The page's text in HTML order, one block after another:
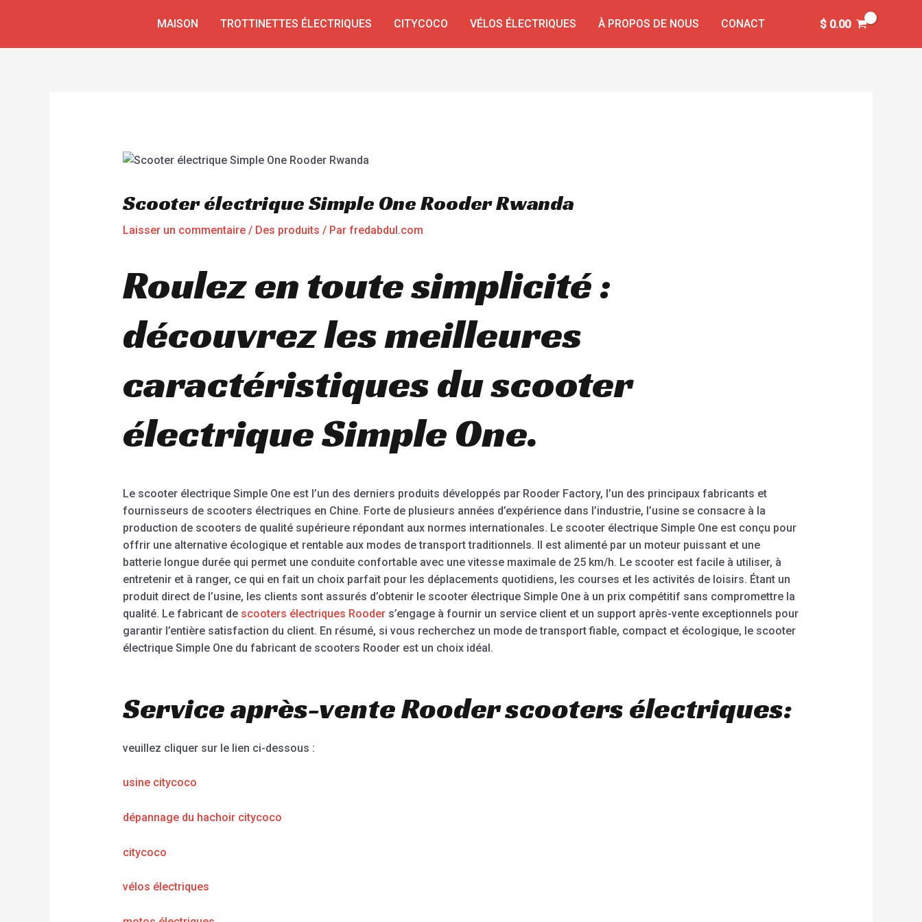
MAISON TROTTINETTES ÉLECTRIQUES CITYCOCO VÉLOS ÉLECTRIQUES À PROPOS DE NOUS CONACT $0.00
Scooter électrique Simple One Rooder Rwanda
Laisser un commentaire / Des produits / Par fredabdul.com
Roulez en toute simplicité :
découvrez les meilleures
caractéristiques du scooter
électrique Simple One.
Le scooter électrique Simple One est l’un des derniers produits développés par Rooder Factory, l’un des principaux fabricants et
fournisseurs de scooters électriques en Chine. Forte de plusieurs années d’expérience dans l’industrie, l’usine se consacre à la
production de scooters de qualité supérieure répondant aux normes internationales. Le scooter électrique Simple One est conçu pour
offrir une alternative écologique et rentable aux modes de transport traditionnels. Il est alimenté par un moteur puissant et une
batterie longue durée qui permet une conduite confortable avec une vitesse maximale de 25 km/h. Le scooter est facile à utiliser, à
entretenir et à ranger, ce qui en fait un choix parfait pour les déplacements quotidiens, les courses et les activités de loisirs. Étant un
produit direct de l’usine, les clients sont assurés d’obtenir le scooter électrique Simple One à un prix compétitif sans compromettre la
qualité. Le fabricant de scooters électriques Rooders’engage à fournir un service client et un support après-vente exceptionnels pour
garantir l’entière satisfaction du client. En résumé, si vous recherchez un mode de transport fiable, compact et écologique, le scooter
électrique Simple One du fabricant de scooters Rooder est un choix idéal.
Service après-vente Rooder scooters électriques:
veuillez cliquer sur le lien ci-dessous :
usine citycoco
dépannage du hachoir citycoco
citycoco
vélos électriques